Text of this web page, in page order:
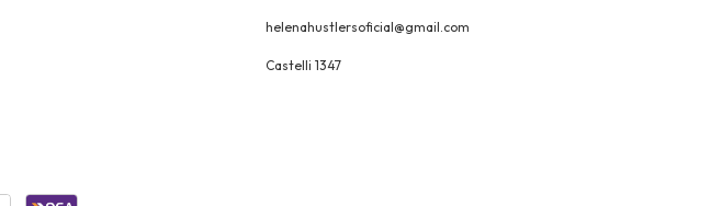
helenahustlersoficial@gmail.com
Castelli 1347